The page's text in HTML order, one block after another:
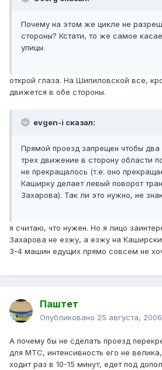
Почему на этом же цикле не
стороны? Кстати, то же самое
улицы.
открой глаза. На Шипиловской все,
движется в обе стороны.
evgen-i сказал:
Прямой проезд запрещен чтобы два
трех движение в сторону области
не прекращалось (т.е. оно
Каширку делает левый поворот
Захарова). Так ли это нужно, не
я считаю, что нужен. Но я лицо
Захарова не езжу, а езжу на
3-4 машин едущих прямо совсем не
Паштет
Опубликовано 25 августа, 2006
А почему бы не сделать проезд
для МТС, интенсивность его не
ходит раз в 10-15 минут, едет под